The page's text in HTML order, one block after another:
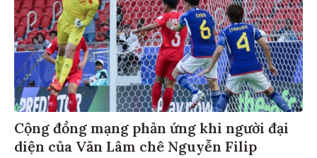
Cộng đồng mạng phản ứng khi người đại
diện của Văn Lâm chê Nguyễn Filip